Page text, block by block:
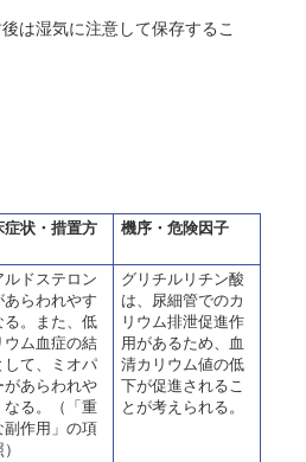
は湿気に注意して保存するこ
症状・措置方
機序・危険因子
ルドステロン
あらわれやす
る。また、低
ウム血症の結
して、ミオパ
があらわれや
なる。（「重
副作用」の項
グリチルリチン酸
は、尿細管でのカ
リウム排泄促進作
用があるため、血
清カリウム値の低
下が促進されるこ
とが考えられる。